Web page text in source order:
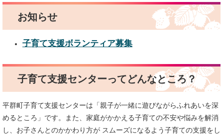
お知らせ
子育て支援ボランティア募集
子育て支援センターってどんなところ？
平群町子育て支援センターは「親子が一緒に遊びながらふれあいを深
めるところ」です。また、家庭がかかえる子育ての不安や悩みを解消
し、お子さんとのかかわり方が スムーズになるよう子育ての支援をし